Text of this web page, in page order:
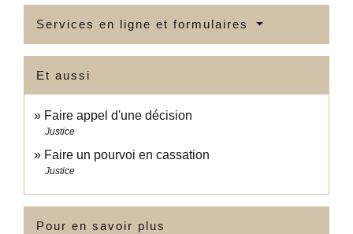
Services en ligne et formulaires
Et aussi
Faire appel d'une décision
Justice
Faire un pourvoi en cassation
Justice
Pour en savoir plus